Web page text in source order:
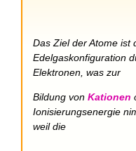
Das Ziel der Atome ist
Edelgaskonfiguration
Elektronen, was zur
Bildung von Kationen
Ionisierungsenergie
weil die